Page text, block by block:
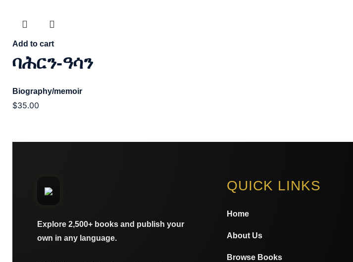
Add to cart
ባሕርን-ዓሳን
Biography/memoir
$35.00
Explore 2,500+ books and publish your
own in any language.
QUICK LINKS
Home
About Us
Browse Books